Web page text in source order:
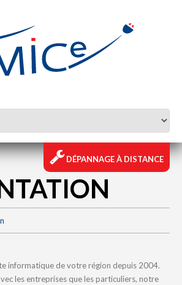
DÉPANNAGE À DISTANCE
informatique de votre région depuis 2004.
les entreprises que les particuliers, notre